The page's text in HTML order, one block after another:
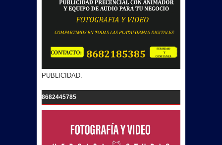
PUBLICIDAD.
8682445785